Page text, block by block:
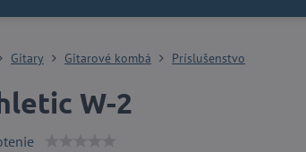
Gitary Gitarové kombá Príslušenstvo
W-2